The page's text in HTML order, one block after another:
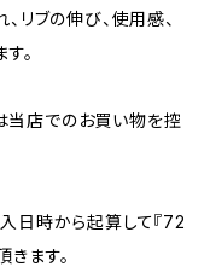
リブの伸び、使用感、
。
店でのお買い物を控
日時から起算して『72
ます。